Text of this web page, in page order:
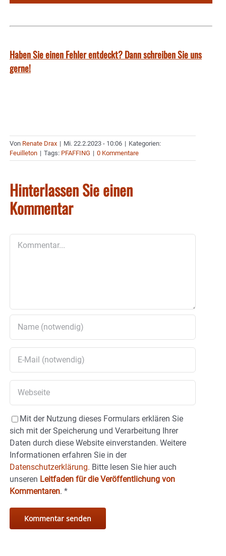
Haben Sie einen Fehler entdeckt? Dann schreiben Sie uns
gerne!
Von Renate Drax | Mi. 22.2.2023 - 10:06 | Kategorien:
Feuilleton | Tags: PFAFFING | 0 Kommentare
Hinterlassen Sie einen
Kommentar
Mit der Nutzung dieses Formulars erklären Sie
sich mit der Speicherung und Verarbeitung Ihrer
Daten durch diese Website einverstanden. Weitere
Informationen erfahren Sie in der
Datenschutzerklärung. Bitte lesen Sie hier auch
unseren Leitfaden für die Veröffentlichung von
Kommentaren. *